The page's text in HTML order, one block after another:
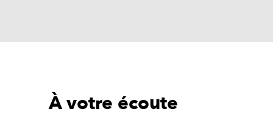
À votre écoute